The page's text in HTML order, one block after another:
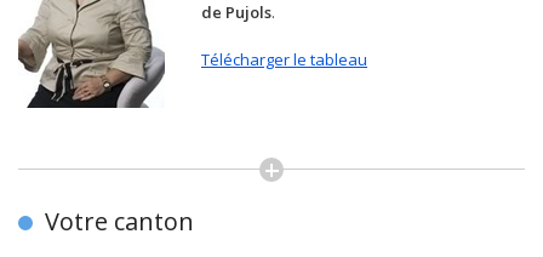
de Pujols.
Télécharger le tableau
Votre canton